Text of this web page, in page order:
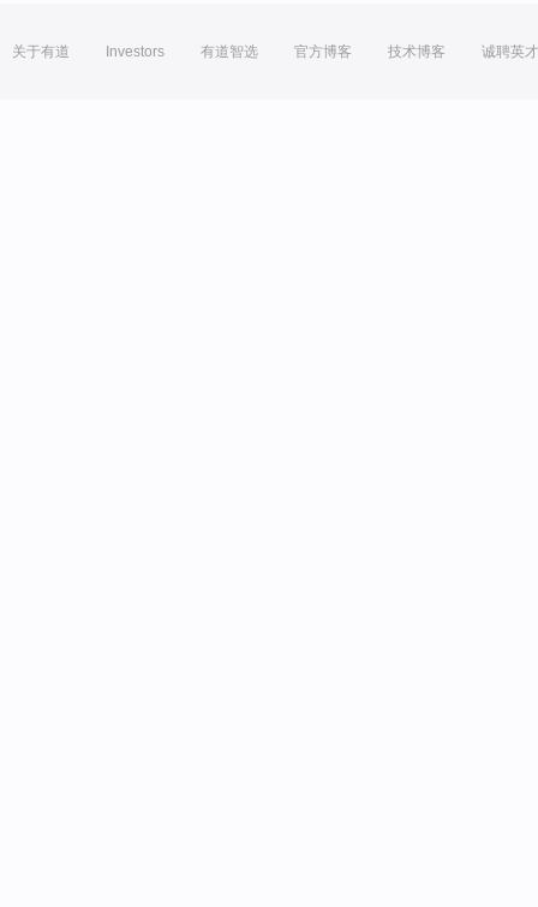
关于有道 Investors 有道智选 官方博客 技术博客 诚聘英才